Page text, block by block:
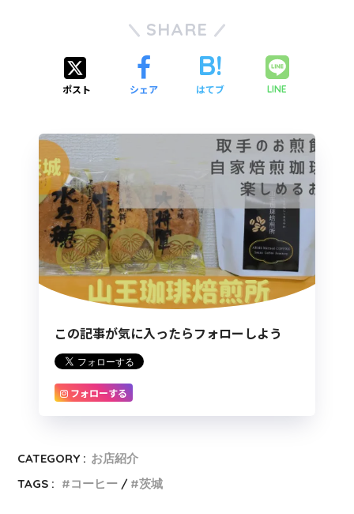
SHARE
ポスト シェア はてブ LINE
この記事が気に入ったらフォローしよう
フォローする
CATEGORY : お店紹介
TAGS :
コーヒー 茨城